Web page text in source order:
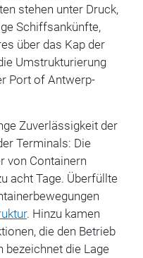
stehen unter Druck,
Schiffsankünfte,
über das Kap der
Umstrukturierung
Port of Antwerp-
Zuverlässigkeit der
Terminals: Die
von Containern
acht Tage. Überfüllte
. Hinzu kamen
, die den Betrieb
bezeichnet die Lage